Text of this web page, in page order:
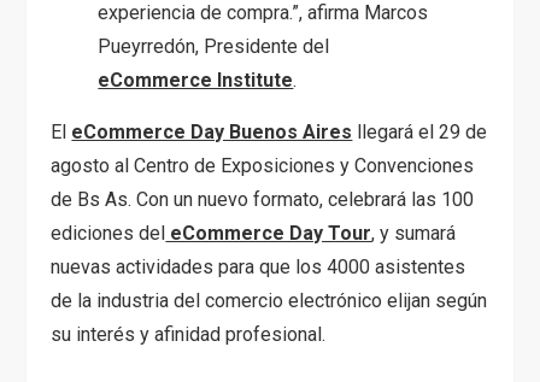
experiencia de compra.”, afirma Marcos
Pueyrredón, Presidente del
eCommerce Institute.
El eCommerce Day Buenos Aires llegará el 29 de
agosto al Centro de Exposiciones y Convenciones
de Bs As. Con un nuevo formato, celebrará las 100
ediciones del eCommerce Day Tour, y sumará
nuevas actividades para que los 4000 asistentes
de la industria del comercio electrónico elijan según
su interés y afinidad profesional.